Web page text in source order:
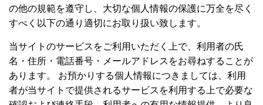
の他の規範を遵守し、大切な個人情報の保護に万全を尽く
すべく以下の通り適切にお取り扱い致します。
当サイトのサービスをご利用いただく上で、利用者の氏
名・住所・電話番号・メールアドレスをお尋ねすることが
あります。 お預かりする個人情報につきましては、利用
者が当サイトで提供されるサービスを利用する上で必要な